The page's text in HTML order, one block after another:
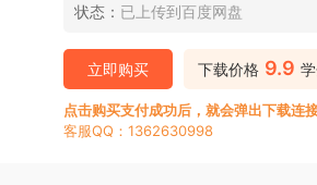
状态： 已上传到百度网盘
下载价格 9.9
立即购买
点击购买支付成功后，就会弹出下载连
客服QQ：1362630998